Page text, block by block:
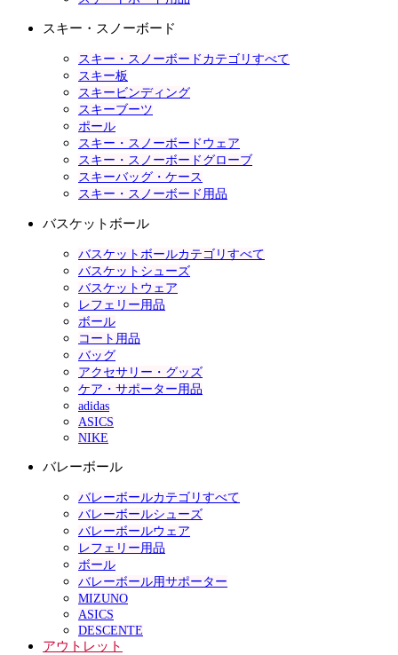
スキー・スノーボード
スキー・スノーボードカテゴリすべて
スキー板
スキービンディング
スキーブーツ
ポール
スキー・スノーボードウェア
スキー・スノーボードグローブ
スキーバッグ・ケース
スキー・スノーボード用品
バスケットボール
バスケットボールカテゴリすべて
バスケットシューズ
バスケットウェア
レフェリー用品
ボール
コート用品
バッグ
アクセサリー・グッズ
ケア・サポーター用品
adidas
ASICS
NIKE
バレーボール
バレーボールカテゴリすべて
バレーボールシューズ
バレーボールウェア
レフェリー用品
ボール
バレーボール用サポーター
MIZUNO
ASICS
DESCENTE
アウトレット